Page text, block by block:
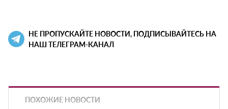
НЕ ПРОПУСКАЙТЕ НОВОСТИ, ПОДПИСЫВАЙТЕСЬ НА
НАШ ТЕЛЕГРАМ-КАНАЛ
ПОХОЖИЕ НОВОСТИ